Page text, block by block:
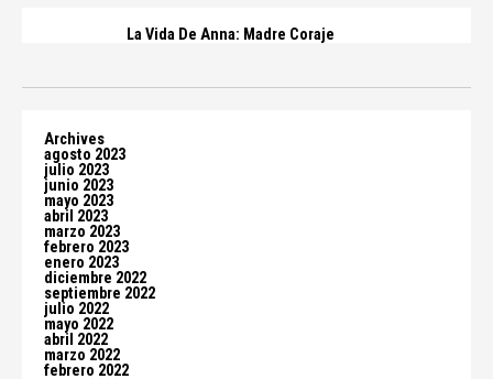
La Vida De Anna: Madre Coraje
Archives
agosto 2023
julio 2023
junio 2023
mayo 2023
abril 2023
marzo 2023
febrero 2023
enero 2023
diciembre 2022
septiembre 2022
julio 2022
mayo 2022
abril 2022
marzo 2022
febrero 2022